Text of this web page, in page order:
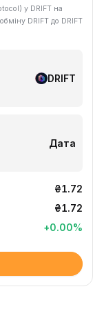
у DRIFT на
DRIFT до DRIFT
DRIFT
Дата
₴1.72
₴1.72
+0.00%